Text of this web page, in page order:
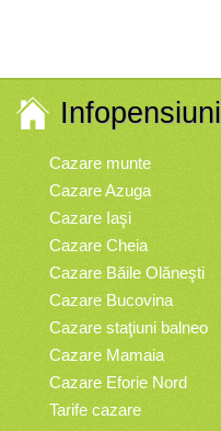
Infopensiuni
Cazare munte
Cazare Azuga
Cazare Iaşi
Cazare Cheia
Cazare Băile Olăneşti
Cazare Bucovina
Cazare staţiuni balneo
Cazare Mamaia
Cazare Eforie Nord
Tarife cazare